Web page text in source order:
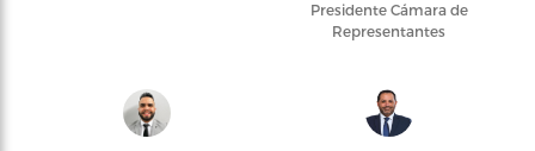
Presidente Cámara de
Representantes